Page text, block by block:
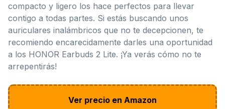
compacto y ligero los hace perfectos para llevar
contigo a todas partes. Si estás buscando unos
auriculares inalámbricos que no te decepcionen, te
recomiendo encarecidamente darles una oportunidad
a los HONOR Earbuds 2 Lite. ¡Ya verás cómo no te
arrepentirás!
Ver precio en Amazon